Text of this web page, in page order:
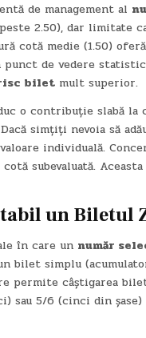
de management al
2.50), dar limitate
cotă medie (1.50)
de vedere
biletmult superior.
o contribuție slabă la
simțiți nevoia să
individuală.
subevaluată.
unBiletul
în care un număr
bilet simplu
permite câștigarea
sau 5/6 (cinci din